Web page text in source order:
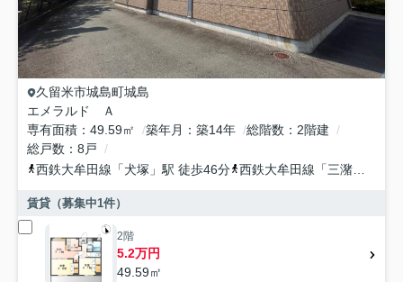
久留米市城島町城島
エメラルド Ａ
専有面積
49.59㎡ 築年月 築14年 総階数
2階建
総戸数
8戸
西鉄大牟田線 「犬塚 」駅 徒歩46分 西鉄大牟田線 「三潴」駅 徒
賃貸（募集中1件）
2階
5.2万円
49.59㎡